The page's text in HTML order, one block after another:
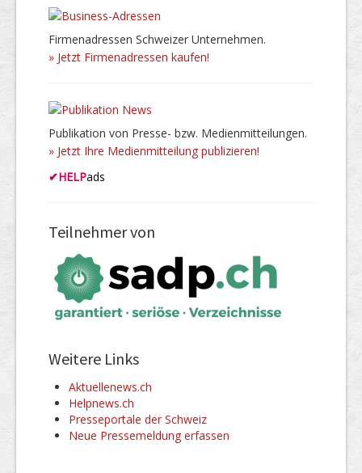
Firmenadressen Schweizer Unternehmen.
» Jetzt Firmenadressen kaufen!
Publikation von Presse- bzw. Medienmitteilungen.
» Jetzt Ihre Medienmitteilung publizieren!
✔HELPads
Teilnehmer von
Weitere Links
Aktuellenews.ch
Helpnews.ch
Presseportale der Schweiz
Neue Pressemeldung erfassen